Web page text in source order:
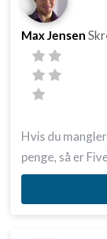
Max Jensen
Hvis du
penge, så er